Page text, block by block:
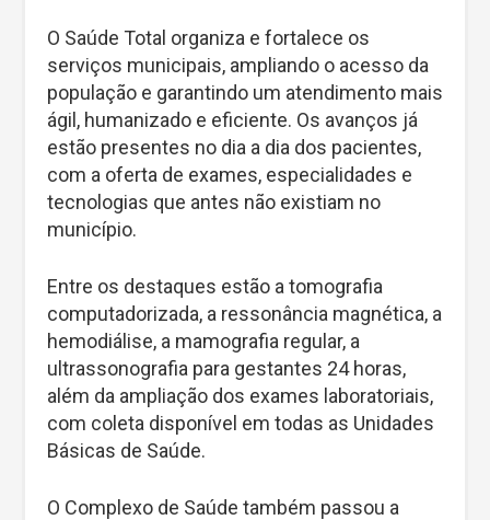
O Saúde Total organiza e fortalece os
serviços municipais, ampliando o acesso da
população e garantindo um atendimento mais
ágil, humanizado e eficiente. Os avanços já
estão presentes no dia a dia dos pacientes,
com a oferta de exames, especialidades e
tecnologias que antes não existiam no
município.
Entre os destaques estão a tomografia
computadorizada, a ressonância magnética, a
hemodiálise, a mamografia regular, a
ultrassonografia para gestantes 24 horas,
além da ampliação dos exames laboratoriais,
com coleta disponível em todas as Unidades
Básicas de Saúde.
O Complexo de Saúde também passou a